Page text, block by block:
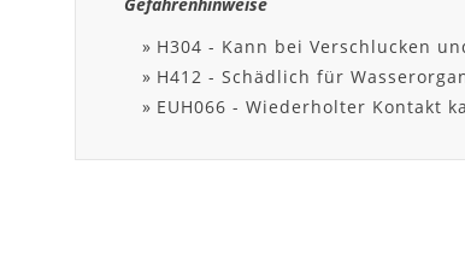
H304 - Kann bei Verschlucken
H412 - Schädlich für
EUH066 - Wiederholter Kontakt